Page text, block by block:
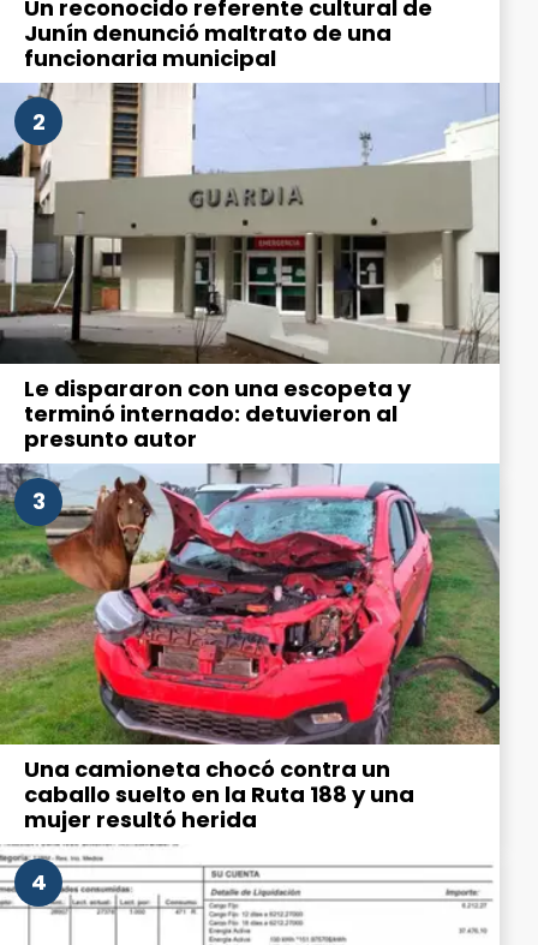
Un reconocido referente cultural de
Junín denunció maltrato de una
funcionaria municipal
2
Le dispararon con una escopeta y
terminó internado: detuvieron al
presunto autor
3
Una camioneta chocó contra un
caballo suelto en la Ruta 188 y una
mujer resultó herida
4